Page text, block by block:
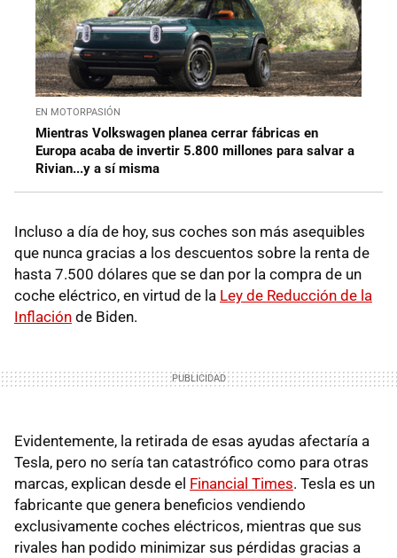
EN MOTORPASIÓN
Mientras Volkswagen planea cerrar fábricas en
Europa acaba de invertir 5.800 millones para salvar a
Rivian...y a sí misma
Incluso a día de hoy, sus coches son más asequibles
que nunca gracias a los descuentos sobre la renta de
hasta 7.500 dólares que se dan por la compra de un
coche eléctrico, en virtud de la Ley de Reducción de la
Inflación de Biden.
Evidentemente, la retirada de esas ayudas afectaría a
Tesla, pero no sería tan catastrófico como para otras
marcas, explican desde el Financial Times. Tesla es un
fabricante que genera beneficios vendiendo
exclusivamente coches eléctricos, mientras que sus
rivales han podido minimizar sus pérdidas gracias a